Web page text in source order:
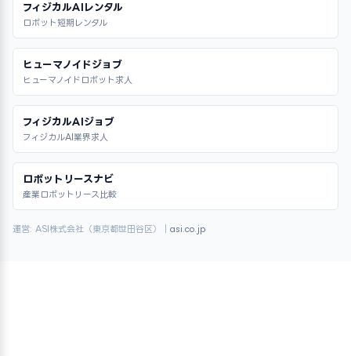
フィジカルAIレンタル
ロボット短期レンタル
ヒューマノイドジョブ
ヒューマノイドロボット求人
フィジカルAIジョブ
フィジカルAI業界求人
ロボットリースナビ
産業ロボットリース比較
運営: ASI株式会社（東京都世田谷区）｜ asi.co.jp